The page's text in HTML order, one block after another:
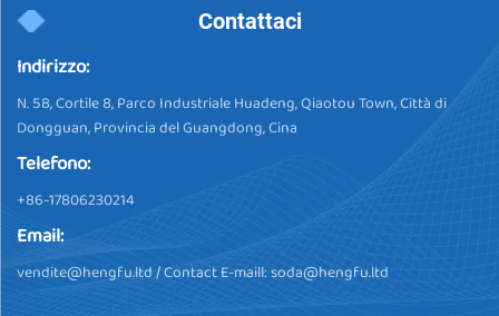
Contattaci
Indirizzo:
N. 58, Cortile 8, Parco Industriale Huadeng, Qiaotou Town, Città di
Dongguan, Provincia del Guangdong, Cina
Telefono:
+86-17806230214
Email:
vendite@hengfu.ltd/ Contact E-maill:soda@hengfu.ltd